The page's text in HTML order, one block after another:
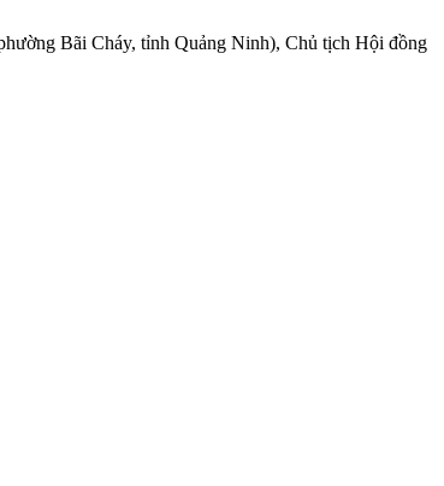
Bãi Cháy, tỉnh Quảng Ninh), Chủ tịch Hội đồng